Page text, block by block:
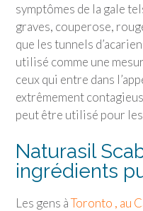
symptômes de la gale
graves, couperose,
que les tunnels
utilisé comme une
ceux qui entre dans
extrêmement
peut être utilisé pour
Naturasil
ingrédients
Les gens àToronto , au